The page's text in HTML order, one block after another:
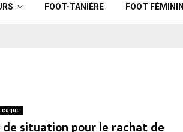
FOOT-TANIÈRE FOOT FÉMININ
situation pour le rachat de